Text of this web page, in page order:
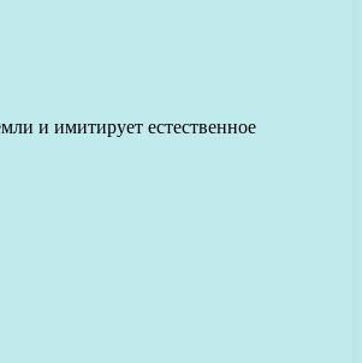
и имитирует естественное